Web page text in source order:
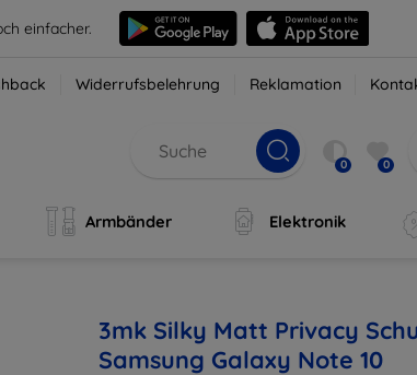
einfacher.
Widerrufsbelehrung Reklamation
0 0
Armbänder Elektronik
3mk Silky Matt Privacy
Samsung Galaxy Note 10